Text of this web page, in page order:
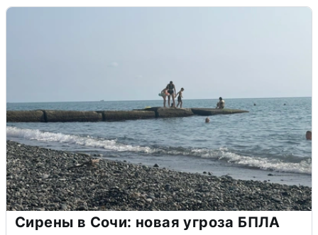
Сирены в Сочи: новая угроза БПЛА